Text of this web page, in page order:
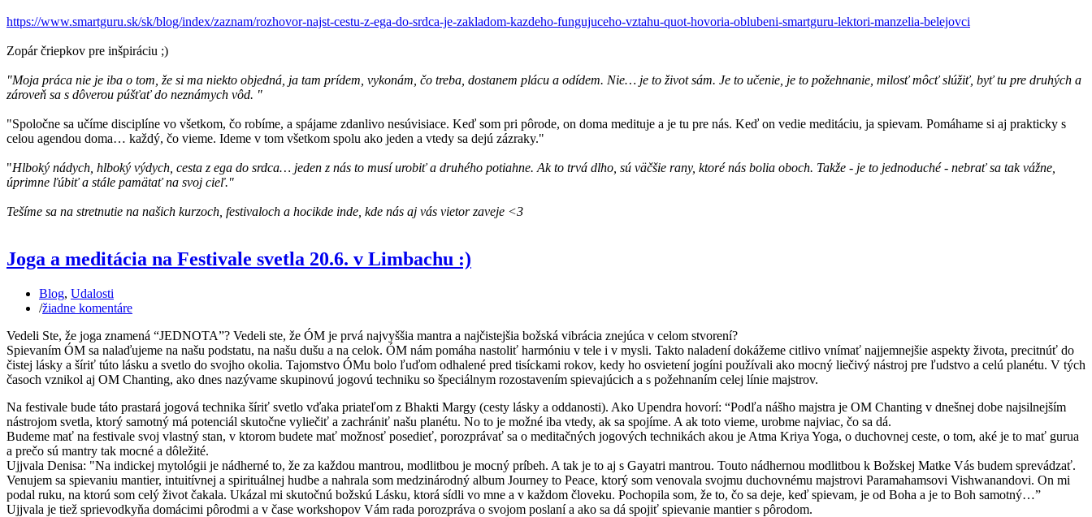
https://www.smartguru.sk/sk/blog/index/zaznam/rozhovor-najst-cestu-z-ega-do-srdca-je-zakladom-kazdeho-fungujuceho-vztahu-quot-hovoria-oblubeni-smartguru-lektori-manzelia-belejovci
Zopár čriepkov pre inšpiráciu ;)
"Moja práca nie je iba o tom, že si ma niekto objedná, ja tam prídem, vykonám, čo treba, dostanem plácu a odídem. Nie… je to život sám. Je to učenie, je to požehnanie, milosť môcť slúžiť, byť tu pre druhých a
zároveň sa s dôverou púšťať do neznámych vôd. "
"Spoločne sa učíme disciplíne vo všetkom, čo robíme, a spájame zdanlivo nesúvisiace. Keď som pri pôrode, on doma medituje a je tu pre nás. Keď on vedie meditáciu, ja spievam. Pomáhame si aj prakticky s
celou agendou doma… každý, čo vieme. Ideme v tom všetkom spolu ako jeden a vtedy sa dejú zázraky."
"Hlboký nádych, hlboký výdych, cesta z ega do srdca… jeden z nás to musí urobiť a druhého potiahne. Ak to trvá dlho, sú väčšie rany, ktoré nás bolia oboch. Takže - je to jednoduché - nebrať sa tak vážne,
úprimne ľúbiť a stále pamätať na svoj cieľ."
Tešíme sa na stretnutie na našich kurzoch, festivaloch a hocikde inde, kde nás aj vás vietor zaveje <3
Joga a meditácia na Festivale svetla 20.6. v Limbachu :)
Blog, Udalosti
/žiadne komentáre
Vedeli Ste, že joga znamená “JEDNOTA”? Vedeli ste, že ÓM je prvá najvyššia mantra a najčistejšia božská vibrácia znejúca v celom stvorení?
Spievaním ÓM sa nalaďujeme na našu podstatu, na našu dušu a na celok. ÓM nám pomáha nastoliť harmóniu v tele i v mysli. Takto naladení dokážeme citlivo vnímať najjemnejšie aspekty života, precitnúť do
čistej lásky a šíriť túto lásku a svetlo do svojho okolia. Tajomstvo ÓMu bolo ľuďom odhalené pred tisíckami rokov, kedy ho osvietení jogíni používali ako mocný liečivý nástroj pre ľudstvo a celú planétu. V tých
časoch vznikol aj OM Chanting, ako dnes nazývame skupinovú jogovú techniku so špeciálnym rozostavením spievajúcich a s požehnaním celej línie majstrov.
Na festivale bude táto prastará jogová technika šíriť svetlo vďaka priateľom z Bhakti Margy (cesty lásky a oddanosti). Ako Upendra hovorí: “Podľa nášho majstra je OM Chanting v dnešnej dobe najsilnejším
nástrojom svetla, ktorý samotný má potenciál skutočne vyliečiť a zachrániť našu planétu. No to je možné iba vtedy, ak sa spojíme. A ak toto vieme, urobme najviac, čo sa dá.
Budeme mať na festivale svoj vlastný stan, v ktorom budete mať možnosť posedieť, porozprávať sa o meditačných jogových technikách akou je Atma Kriya Yoga, o duchovnej ceste, o tom, aké je to mať gurua
a prečo sú mantry tak mocné a dôležité.
Ujjvala Denisa: "Na indickej mytológii je nádherné to, že za každou mantrou, modlitbou je mocný príbeh. A tak je to aj s Gayatri mantrou. Touto nádhernou modlitbou k Božskej Matke Vás budem sprevádzať.
Venujem sa spievaniu mantier, intuitívnej a spirituálnej hudbe a nahrala som medzinárodný album Journey to Peace, ktorý som venovala svojmu duchovnému majstrovi Paramahamsovi Vishwanandovi. On mi
podal ruku, na ktorú som celý život čakala. Ukázal mi skutočnú božskú Lásku, ktorá sídli vo mne a v každom človeku. Pochopila som, že to, čo sa deje, keď spievam, je od Boha a je to Boh samotný…”
Ujjvala je tiež sprievodkyňa domácimi pôrodmi a v čase workshopov Vám rada porozpráva o svojom poslaní a ako sa dá spojiť spievanie mantier s pôrodom.